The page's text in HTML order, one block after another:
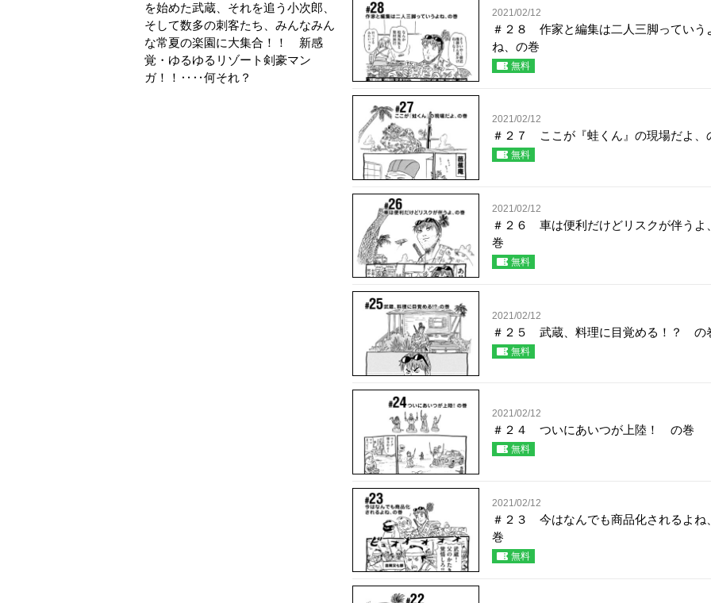
を始めた武蔵、それを追う小次郎、
そして数多の刺客たち、みんなみん
な常夏の楽園に大集合！！ 新感
覚・ゆるゆるリゾート剣豪マン
ガ！！‥‥何それ？
2021/02/12
＃２８ 作家と編集は二人三脚っていう
ね、の巻
無料
2021/02/12
＃２７ ここが『蛙くん』の現場だよ、
無料
2021/02/12
＃２６ 車は便利だけどリスクが伴うよ
巻
無料
2021/02/12
＃２５ 武蔵、料理に目覚める！？ の
無料
2021/02/12
＃２４ ついにあいつが上陸！ の巻
無料
2021/02/12
＃２３ 今はなんでも商品化されるよね
巻
無料